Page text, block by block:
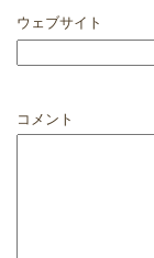
ウェブサイト
コメント